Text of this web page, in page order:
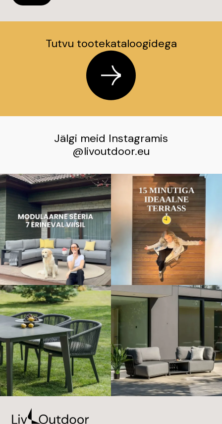
Multifilament kangast, millel on ainulaadne PP kate.
✅ Optimaalne kaitse
✅ Lukuga või takjakinnitusega sulgemine
Tutvu tootekataloogidega
Jälgi meid Instagramis
@livoutdoor.eu